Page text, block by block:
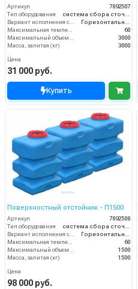
Артикул
7892507
Тип оборудования
60
3000
Масса, залитая (кг)
3000
Цена
31 000 руб.
Купить
Поверхностный отстойник - П1500
Артикул
7892508
Тип оборудования
система сбора сточных вод
Вариант исполнения сооружения
Горизонтальное
Максимальная температура жидкости (°C)
60
Максимальный объем (л)
1500
Масса, залитая (кг)
1500
Цена
98 000 руб.